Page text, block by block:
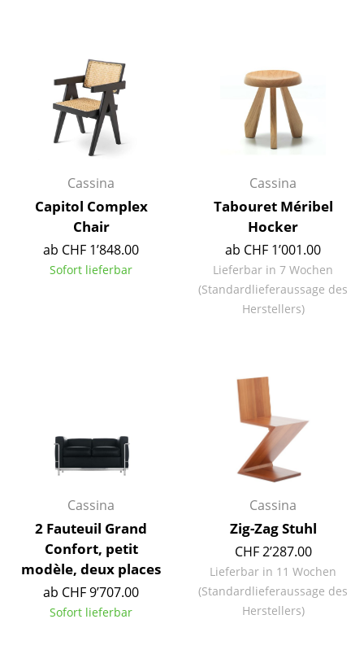
Wandleuchten
Outdoor-Leuchten
Akkuleuchten
... alle Leuchten
Betten
Doppelbetten
Einzelbetten
Accessoires
Uhren
Spiegel
Figuren & Miniaturen
Vasen
Tabletts
Cassina
Capitol Complex
Chair
ab CHF 1’848.00
Sofort lieferbar
Cassina
Tabouret Méribel
Hocker
ab CHF 1’001.00
Lieferbar in 7 Wochen
(Standardlieferaussage des
Herstellers)
Cassina
2 Fauteuil Grand
Confort, petit
modèle, deux places
ab CHF 9’707.00
Sofort lieferbar
Cassina
Zig-Zag Stuhl
CHF 2’287.00
Lieferbar in 11 Wochen
(Standardlieferaussage des
Herstellers)